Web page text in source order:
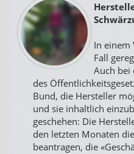
In einem
Fall
Auch bei
des
Bund, die Hersteller
und sie inhaltlich
geschehen: Die
den letzten Monaten
beantragen, die